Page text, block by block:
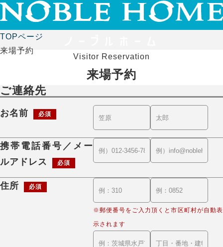
TOPページ
来場予約
Visitor Reservation
来場予約
ご連絡先
お名前 必須
携帯電話番号／メー
ルアドレス
必須
住所 必須
※郵便番号をご入力頂くと市区町村が自動表
示されます